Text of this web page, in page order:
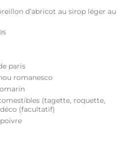
d’abricot au sirop léger au
paris
romanesco
(tagette, roquette,
(facultatif)